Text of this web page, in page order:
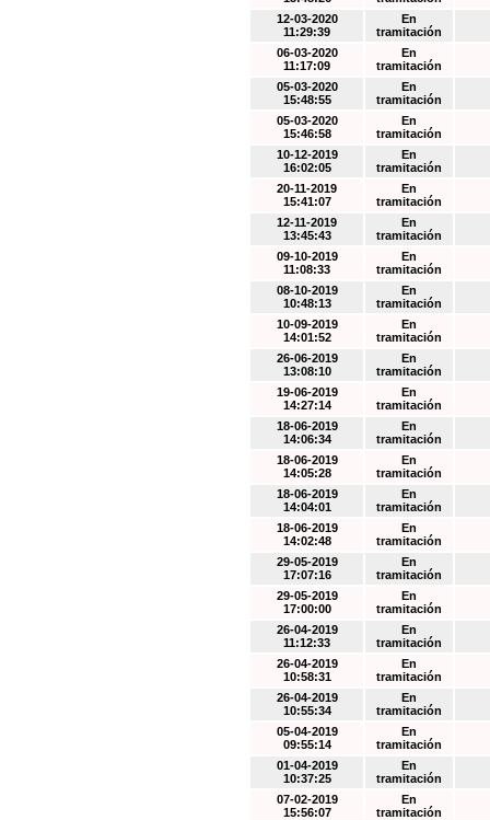
12-03-2020
11:29:39
En
tramitación
06-03-2020
11:17:09
En
tramitación
05-03-2020
15:48:55
En
tramitación
05-03-2020
15:46:58
En
tramitación
10-12-2019
16:02:05
En
tramitación
20-11-2019
15:41:07
En
tramitación
12-11-2019
13:45:43
En
tramitación
09-10-2019
11:08:33
En
tramitación
08-10-2019
10:48:13
En
tramitación
10-09-2019
14:01:52
En
tramitación
26-06-2019
13:08:10
En
tramitación
19-06-2019
14:27:14
En
tramitación
18-06-2019
14:06:34
En
tramitación
18-06-2019
14:05:28
En
tramitación
18-06-2019
14:04:01
En
tramitación
18-06-2019
14:02:48
En
tramitación
29-05-2019
17:07:16
En
tramitación
29-05-2019
17:00:00
En
tramitación
26-04-2019
11:12:33
En
tramitación
26-04-2019
10:58:31
En
tramitación
26-04-2019
10:55:34
En
tramitación
05-04-2019
09:55:14
En
tramitación
01-04-2019
10:37:25
En
tramitación
07-02-2019
15:56:07
En
tramitación